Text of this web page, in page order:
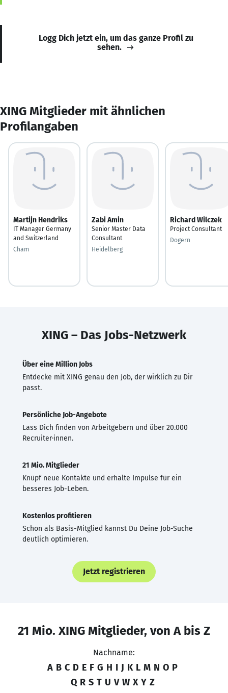
Logg Dich jetzt ein, um das ganze Profil zu
sehen.
XING Mitglieder mit ähnlichen
Profilangaben
Martijn Hendriks
IT Manager Germany
and Switzerland
Cham
Zabi Amin
Senior Master Data
Consultant
Heidelberg
Richard Wilczek
Project Consultant
Dogern
XING – Das Jobs-Netzwerk
Über eine Million Jobs
Entdecke mit XING genau den Job, der wirklich zu Dir
passt.
Persönliche Job-Angebote
Lass Dich finden von Arbeitgebern und über 20.000
Recruiter·innen.
21 Mio. Mitglieder
Knüpf neue Kontakte und erhalte Impulse für ein
besseres Job-Leben.
Kostenlos profitieren
Schon als Basis-Mitglied kannst Du Deine Job-Suche
deutlich optimieren.
Jetzt registrieren
21 Mio. XING Mitglieder, von A bis Z
Nachname:
A B C D E F G H I J K L M N O P
Q R S T U V W X Y Z